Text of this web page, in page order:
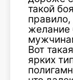
такой
желание
Вот
ярких